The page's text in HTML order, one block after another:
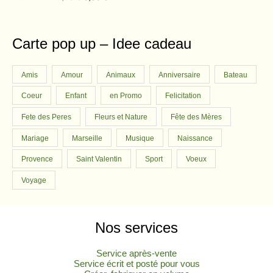
€
7
8
0
€
6
€
e
a
s
:
,
5
0
:
5
4
0
€
.
r
c
e
a
s
:
7
i
c
i
s
:
,
5
Carte pop up – Idee cadeau
Amis Amour Animaux Anniversaire Bateau
Coeur Enfant en Promo Felicitation
Fete des Peres Fleurs et Nature Fête des Mères
Mariage Marseille Musique Naissance
Provence Saint Valentin Sport Voeux
Voyage
Nos services
Service après-vente
Service écrit et posté pour vous